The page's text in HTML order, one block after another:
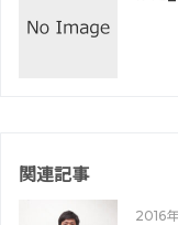
関連記事
2016